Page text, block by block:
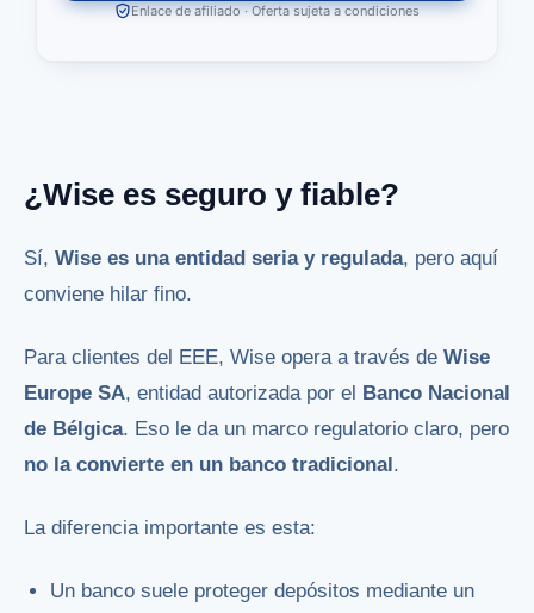
Enlace de afiliado · Oferta sujeta a condiciones
¿Wise es seguro y fiable?
Sí, Wise es una entidad seria y regulada, pero aquí
conviene hilar fino.
Para clientes del EEE, Wise opera a través de Wise
Europe SA, entidad autorizada por el Banco Nacional
de Bélgica. Eso le da un marco regulatorio claro, pero
no la convierte en un banco tradicional.
La diferencia importante es esta:
Un banco suele proteger depósitos mediante un